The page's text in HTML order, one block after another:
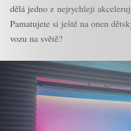
dělá jedno z nejrychleji
Pamatujete si ještě na onen
vozu na světě?